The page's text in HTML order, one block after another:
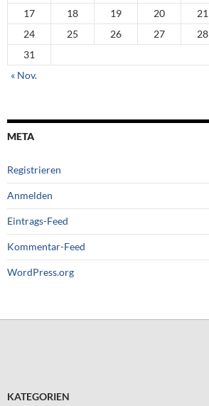
17
18 19 20 21
24
25 26 27 28
31
« Nov.
META
Registrieren
Anmelden
Eintrags-Feed
Kommentar-Feed
WordPress.org
KATEGORIEN